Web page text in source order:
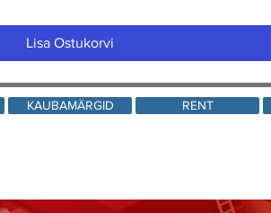
Lisa Ostukorvi
KAUBAMÄRGID RENT